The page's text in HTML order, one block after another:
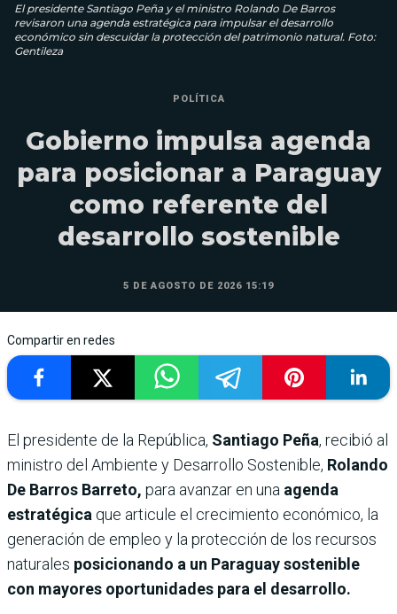
El presidente Santiago Peña y el ministro Rolando De Barros
revisaron una agenda estratégica para impulsar el desarrollo
económico sin descuidar la protección del patrimonio natural. Foto:
Gentileza
POLÍTICA
Gobierno impulsa agenda
para posicionar a Paraguay
como referente del
desarrollo sostenible
5 DE AGOSTO DE 2026 15:19
Compartir en redes
El presidente de la República, Santiago Peña, recibió al
ministro del Ambiente y Desarrollo Sostenible, Rolando
De Barros Barreto, para avanzar en una agenda
estratégica que articule el crecimiento económico, la
generación de empleo y la protección de los recursos
naturales posicionando a un Paraguay sostenible
con mayores oportunidades para el desarrollo.